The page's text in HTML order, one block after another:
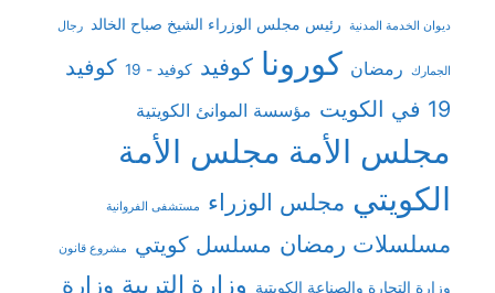
ديوان الخدمة المدنية رئيس مجلس الوزراء الشيخ صباح الخالد رجال
الجمارك رمضان كورونا كوفيد كوفيد - 19
كوفيد
19 في الكويت
مؤسسة الموانئ الكويتية
مجلس الأمة مجلس الأمة
الكويتي مجلس الوزراء مستشفى الفروانية
مسلسلات رمضان مسلسل كويتي مشروع قانون
وزارة التجارة والصناعة الكويتية وزارة التربية وزارة